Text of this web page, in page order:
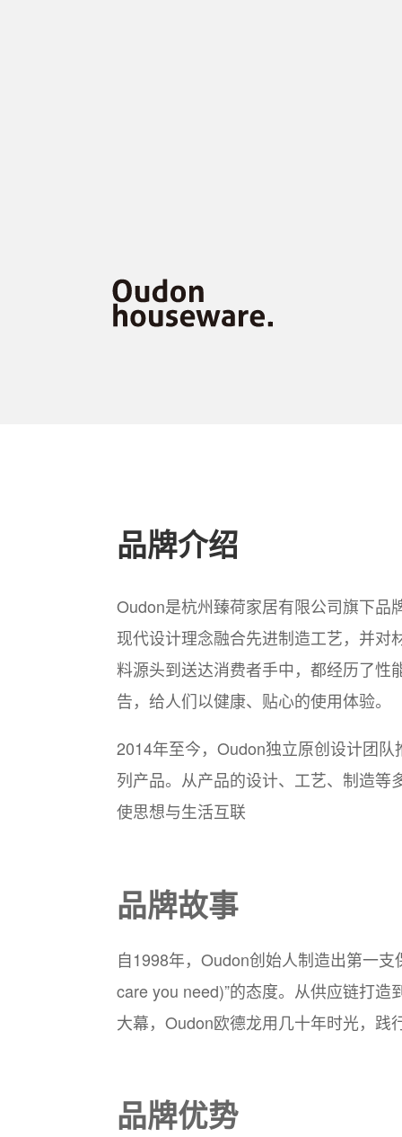
品牌介绍
Oudon是杭州臻荷家居有限公司旗下品
现代设计理念融合先进制造工艺，并
料源头到送达消费者手中，都经历了性
告，给人们以健康、贴心的使用体验。
2014年至今，Oudon独立原创设计团
列产品。从产品的设计、工艺、制造
使思想与生活互联
品牌故事
自1998年，Oudon创始人制造出第一
care you need)”的态度。从供应链打造
大幕，Oudon欧德龙用几十年时光，践
品牌优势